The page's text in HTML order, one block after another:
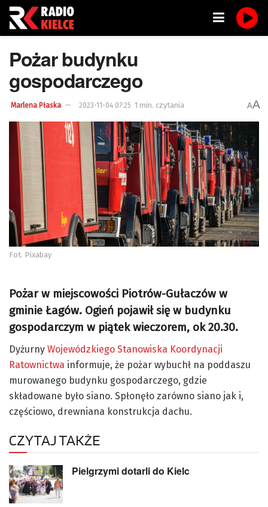
Pożar budynku
gospodarczego
Marlena Płaska 2023-11-04 07:25 1 min. czytania AA
Fot. Pixabay
Pożar w miejscowości Piotrów-Gułaczów w
gminie Łagów. Ogień pojawił się w budynku
gospodarczym w piątek wieczorem, ok 20.30.
Dyżurny Wojewódzkiego Stanowiska Koordynacji
Ratownictwa informuje, że pożar wybuchł na poddaszu
murowanego budynku gospodarczego, gdzie
składowane było siano. Spłonęło zarówno siano jak i,
częściowo, drewniana konstrukcja dachu.
CZYTAJ TAKŻE
Pielgrzymi dotarli do Kielc